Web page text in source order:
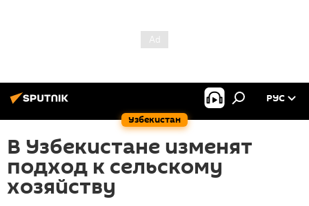
Узбекистан
РУС
В Узбекистане изменят
подход к сельскому
хозяйству